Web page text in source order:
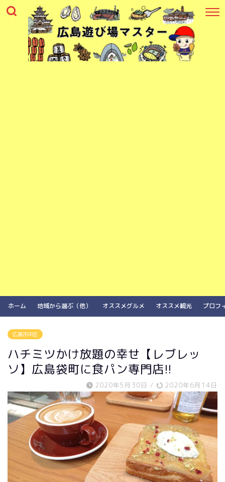
ホーム 地域から選ぶ（他） オススメグルメ オススメ観光 プロフ
広島市中区
ハチミツかけ放題の幸せ【レブレッ
ソ】広島袋町に食パン専門店!!
2020年5月30日 / 2020年6月14日